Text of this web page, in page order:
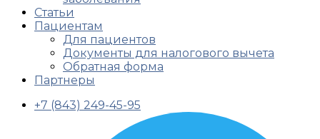
Статьи
Пациентам
Для пациентов
Документы для налогового вычета
Обратная форма
Партнеры
+7 (843) 249-45-95